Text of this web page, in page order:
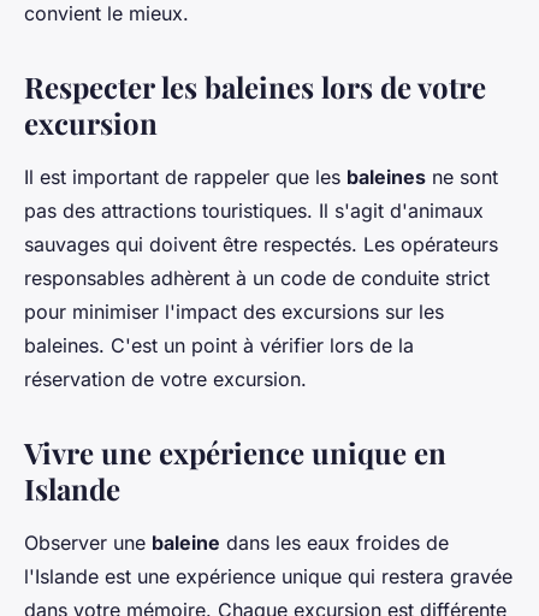
convient le mieux.
Respecter les baleines lors de votre
excursion
Il est important de rappeler que les baleines ne sont
pas des attractions touristiques. Il s'agit d'animaux
sauvages qui doivent être respectés. Les opérateurs
responsables adhèrent à un code de conduite strict
pour minimiser l'impact des excursions sur les
baleines. C'est un point à vérifier lors de la
réservation de votre excursion.
Vivre une expérience unique en
Islande
Observer une baleine dans les eaux froides de
l'Islande est une expérience unique qui restera gravée
dans votre mémoire. Chaque excursion est différente